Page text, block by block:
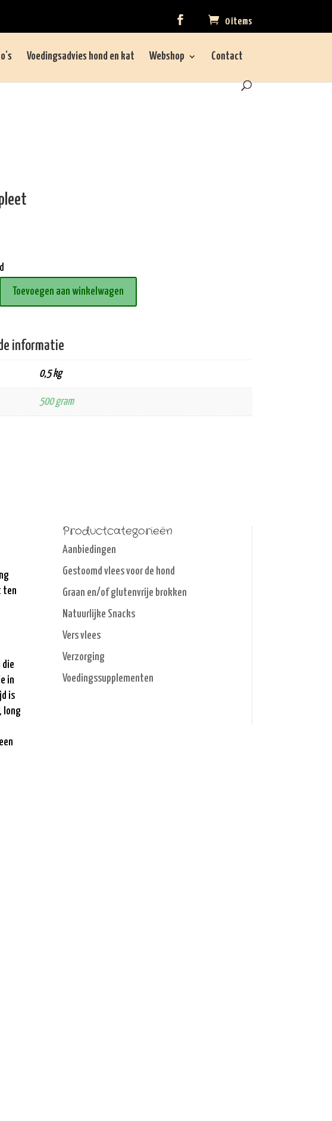
0 items
Voedingsadvies hond en kat Webshop Contact
Toevoegen aan winkelwagen
informatie
0,5 kg
500 gram
ten
in
is
long
Productcategorieën
Aanbiedingen
Gestoomd vlees voor de hond
Graan en/of glutenvrije brokken
Natuurlijke Snacks
Vers vlees
Verzorging
Voedingssupplementen